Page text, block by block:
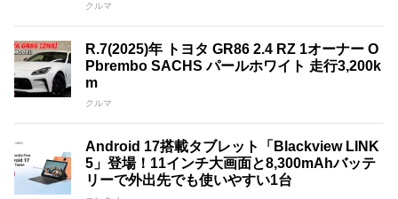
クルマ
R.7(2025)年 トヨタ GR86 2.4 RZ 1オーナー O
Pbrembo SACHS パールホワイト 走行3,200k
m
クルマ
Android 17搭載タブレット「Blackview LINK
5」登場！11インチ大画面と8,300mAhバッテ
リーで外出先でも使いやすい1台